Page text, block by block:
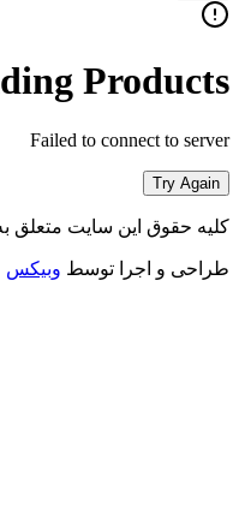
Products
Failed to connect to server
Try Again
کلیه حقوق این سایت متعلق
طراحی و اجرا توسط وبیکس